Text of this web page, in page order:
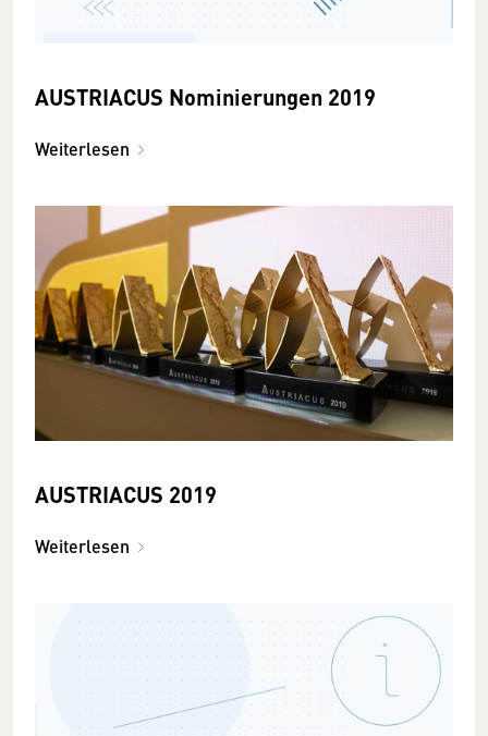
AUSTRIACUS Nominierungen 2019
Weiterlesen
AUSTRIACUS 2019
Weiterlesen